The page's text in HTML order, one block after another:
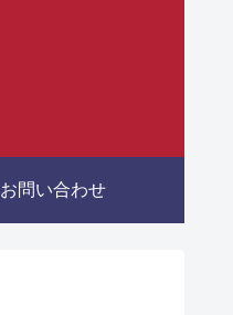
お問い合わせ